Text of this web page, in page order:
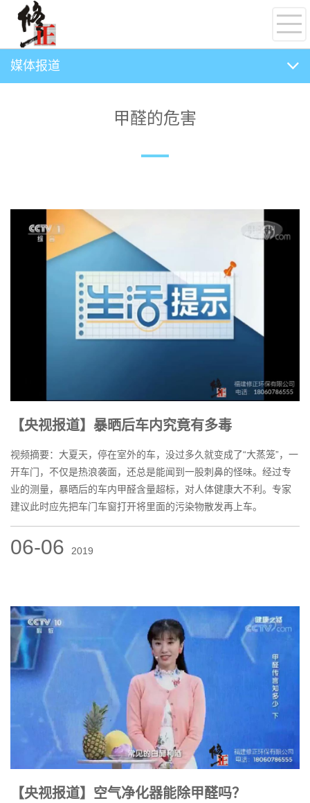
媒体报道
甲醛的危害
【央视报道】暴晒后车内究竟有多毒
视频摘要：大夏天，停在室外的车，没过多久就变成了“大蒸笼”，一
开车门，不仅是热浪袭面，还总是能闻到一股刺鼻的怪味。经过专
业的测量，暴晒后的车内甲醛含量超标，对人体健康大不利。专家
建议此时应先把车门车窗打开将里面的污染物散发再上车。
06-06 2019
【央视报道】空气净化器能除甲醛吗？